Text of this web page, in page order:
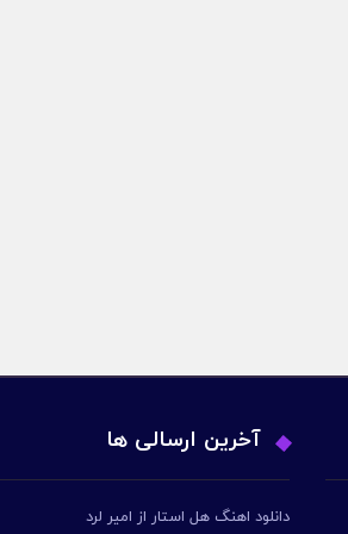
آخرین ارسالی ها
دانلود اهنگ هل استار از امیر لرد